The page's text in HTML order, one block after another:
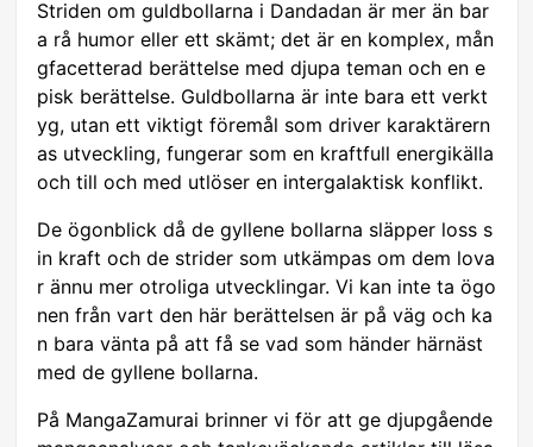
Striden om guldbollarna i Dandadan är mer än bar
a rå humor eller ett skämt; det är en komplex, mån
gfacetterad berättelse med djupa teman och en e
pisk berättelse. Guldbollarna är inte bara ett verkt
yg, utan ett viktigt föremål som driver karaktärern
as utveckling, fungerar som en kraftfull energikälla
och till och med utlöser en intergalaktisk konflikt.
De ögonblick då de gyllene bollarna släpper loss s
in kraft och de strider som utkämpas om dem lova
r ännu mer otroliga utvecklingar. Vi kan inte ta ögo
nen från vart den här berättelsen är på väg och ka
n bara vänta på att få se vad som händer härnäst
med de gyllene bollarna.
På MangaZamurai brinner vi för att ge djupgående